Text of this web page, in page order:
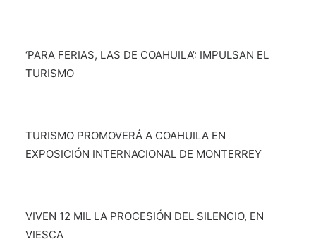
‘PARA FERIAS, LAS DE COAHUILA’: IMPULSAN EL
TURISMO
TURISMO PROMOVERÁ A COAHUILA EN
EXPOSICIÓN INTERNACIONAL DE MONTERREY
VIVEN 12 MIL LA PROCESIÓN DEL SILENCIO, EN
VIESCA